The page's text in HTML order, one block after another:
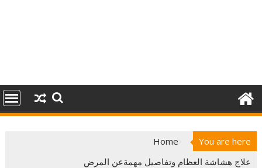
You are here
Home
علاج هشاشة العظام وتفاصيل مهمةعن المرض